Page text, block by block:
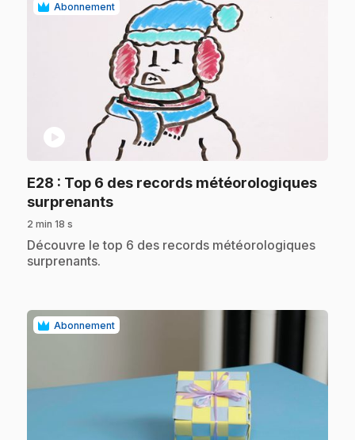
Abonnement
play_circle
E28 : Top 6 des records météorologiques
surprenants.
2 min 18 s
.Découvre le top 6 des records météorologiques
surprenants.
Abonnement